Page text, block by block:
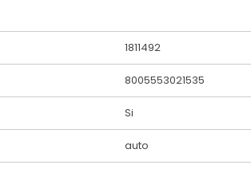
1811492
8005553021535
Si
auto